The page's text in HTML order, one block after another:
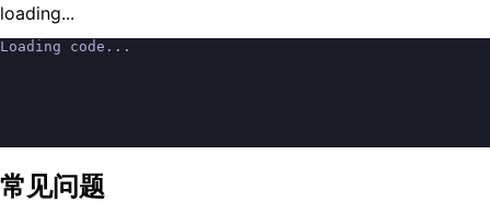
loading...
Loading code...
常见问题